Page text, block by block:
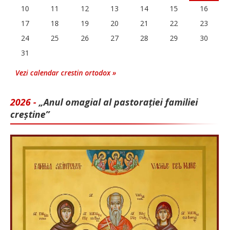
10 11 12 13 14 15
16
17
18 19 20 21 22
23
24
25 26 27 28 29
30
31
Vezi calendar crestin ortodox »
2026 - „Anul omagial al pastorației familiei
creștine”